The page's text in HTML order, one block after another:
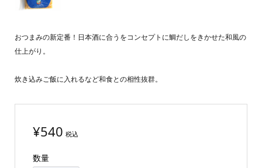
おつまみの新定番！日本酒に合うをコンセプトに鯛だしをきかせた和風の
仕上がり。
炊き込みご飯に入れるなど和食との相性抜群。
¥540 税込
数量